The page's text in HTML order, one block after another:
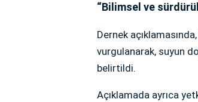
“Bilimsel ve
Dernek
vurgulanarak, suyun
belirtildi.
Açıklamada ayrıca